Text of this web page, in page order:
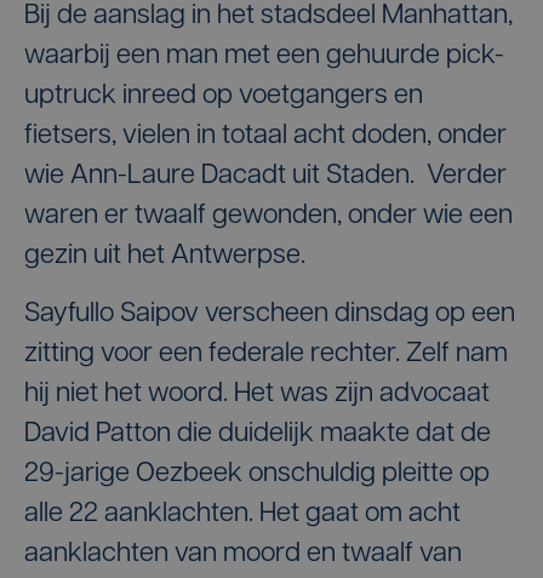
Bij de aanslag in het stadsdeel Manhattan,
waarbij een man met een gehuurde pick-
uptruck inreed op voetgangers en
fietsers, vielen in totaal acht doden, onder
wie Ann-Laure Dacadt uit Staden. Verder
waren er twaalf gewonden, onder wie een
gezin uit het Antwerpse.
Sayfullo Saipov verscheen dinsdag op een
zitting voor een federale rechter. Zelf nam
hij niet het woord. Het was zijn advocaat
David Patton die duidelijk maakte dat de
29-jarige Oezbeek onschuldig pleitte op
alle 22 aanklachten. Het gaat om acht
aanklachten van moord en twaalf van